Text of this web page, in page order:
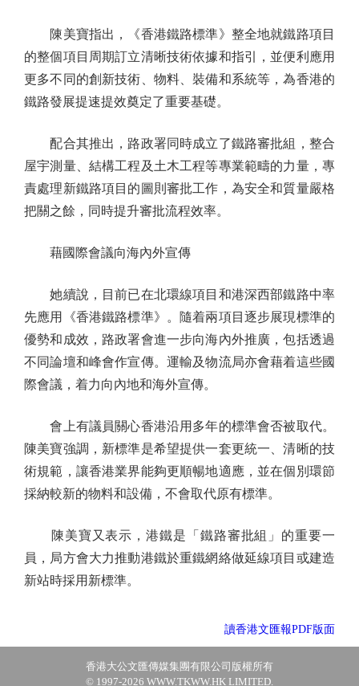
陳美寶指出，《香港鐵路標準》整全地就鐵路項目
的整個項目周期訂立清晰技術依據和指引，並便利應用
更多不同的創新技術、物料、裝備和系統等，為香港的
鐵路發展提速提效奠定了重要基礎。
配合其推出，路政署同時成立了鐵路審批組，整合
屋宇測量、結構工程及土木工程等專業範疇的力量，專
責處理新鐵路項目的圖則審批工作，為安全和質量嚴格
把關之餘，同時提升審批流程效率。
藉國際會議向海內外宣傳
她續說，目前已在北環線項目和港深西部鐵路中率
先應用《香港鐵路標準》。隨着兩項目逐步展現標準的
優勢和成效，路政署會進一步向海內外推廣，包括透過
不同論壇和峰會作宣傳。運輸及物流局亦會藉着這些國
際會議，着力向內地和海外宣傳。
會上有議員關心香港沿用多年的標準會否被取代。
陳美寶強調，新標準是希望提供一套更統一、清晰的技
術規範，讓香港業界能夠更順暢地適應，並在個別環節
採納較新的物料和設備，不會取代原有標準。
陳美寶又表示，港鐵是「鐵路審批組」的重要一
員，局方會大力推動港鐵於重鐵網絡做延線項目或建造
新站時採用新標準。
讀香港文匯報PDF版面
香港大公文匯傳媒集團有限公司版權所有
© 1997-2026 WWW.TKWW.HK LIMITED.